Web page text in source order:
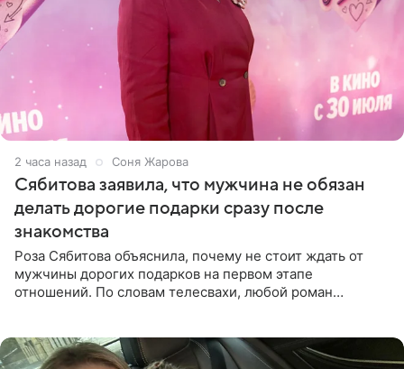
2 часа назад Соня Жарова
Сябитова заявила, что мужчина не обязан
делать дорогие подарки сразу после
знакомства
Роза Сябитова объяснила, почему не стоит ждать от
мужчины дорогих подарков на первом этапе
отношений. По словам телесвахи, любой роман